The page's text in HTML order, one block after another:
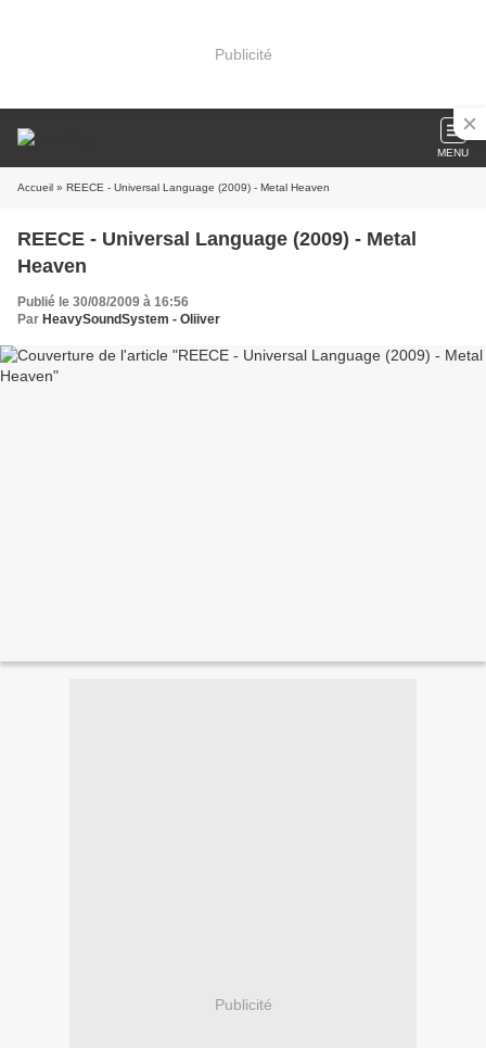
Publicité
MENU
Accueil » REECE - Universal Language (2009) - Metal Heaven
REECE - Universal Language (2009) - Metal
Heaven
Publié le 30/08/2009 à 16:56
Par HeavySoundSystem - Oliiver
Publicité